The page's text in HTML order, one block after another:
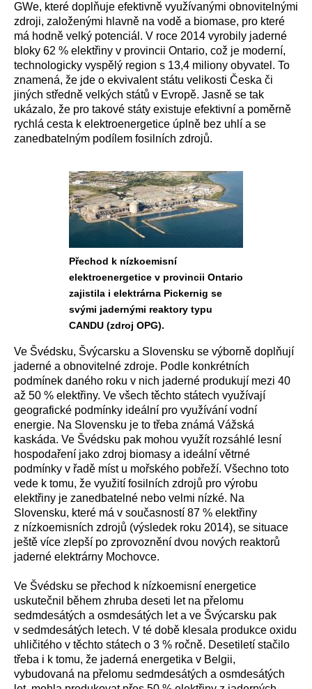
GWe, které doplňuje efektivně využívanými obnovitelnými
zdroji, založenými hlavně na vodě a biomase, pro které
má hodně velký potenciál. V roce 2014 vyrobily jaderné
bloky 62 % elektřiny v provincii Ontario, což je moderní,
technologicky vyspělý region s 13,4 miliony obyvatel. To
znamená, že jde o ekvivalent státu velikosti Česka či
jiných středně velkých států v Evropě. Jasně se tak
ukázalo, že pro takové státy existuje efektivní a poměrně
rychlá cesta k elektroenergetice úplně bez uhlí a se
zanedbatelným podílem fosilních zdrojů.
Přechod k nízkoemisní
elektroenergetice v provincii Ontario
zajistila i elektrárna Pickernig se
svými jadernými reaktory typu
CANDU (zdroj OPG).
Ve Švédsku, Švýcarsku a Slovensku se výborně doplňují
jaderné a obnovitelné zdroje. Podle konkrétních
podmínek daného roku v nich jaderné produkují mezi 40
až 50 % elektřiny. Ve všech těchto státech využívají
geografické podmínky ideální pro využívání vodní
energie. Na Slovensku je to třeba známá Vážská
kaskáda. Ve Švédsku pak mohou využít rozsáhlé lesní
hospodaření jako zdroj biomasy a ideální větrné
podmínky v řadě míst u mořského pobřeží. Všechno toto
vede k tomu, že využití fosilních zdrojů pro výrobu
elektřiny je zanedbatelné nebo velmi nízké. Na
Slovensku, které má v současností 87 % elektřiny
z nízkoemisních zdrojů (výsledek roku 2014), se situace
ještě více zlepší po zprovoznění dvou nových reaktorů
jaderné elektrárny Mochovce.
Ve Švédsku se přechod k nízkoemisní energetice
uskutečnil během zhruba deseti let na přelomu
sedmdesátých a osmdesátých let a ve Švýcarsku pak
v sedmdesátých letech. V té době klesala produkce oxidu
uhličitého v těchto státech o 3 % ročně. Desetiletí stačilo
třeba i k tomu, že jaderná energetika v Belgii,
vybudovaná na přelomu sedmdesátých a osmdesátých